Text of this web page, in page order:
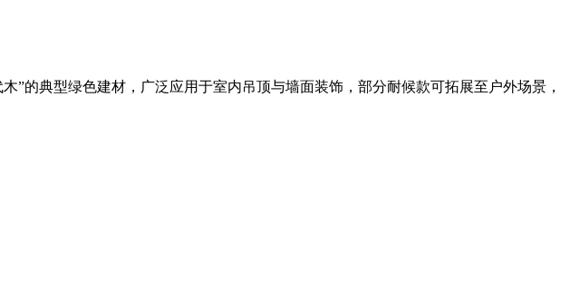
的典型绿色建材，广泛应用于室内吊顶与墙面装饰，部分耐候款可拓展至户外场景，